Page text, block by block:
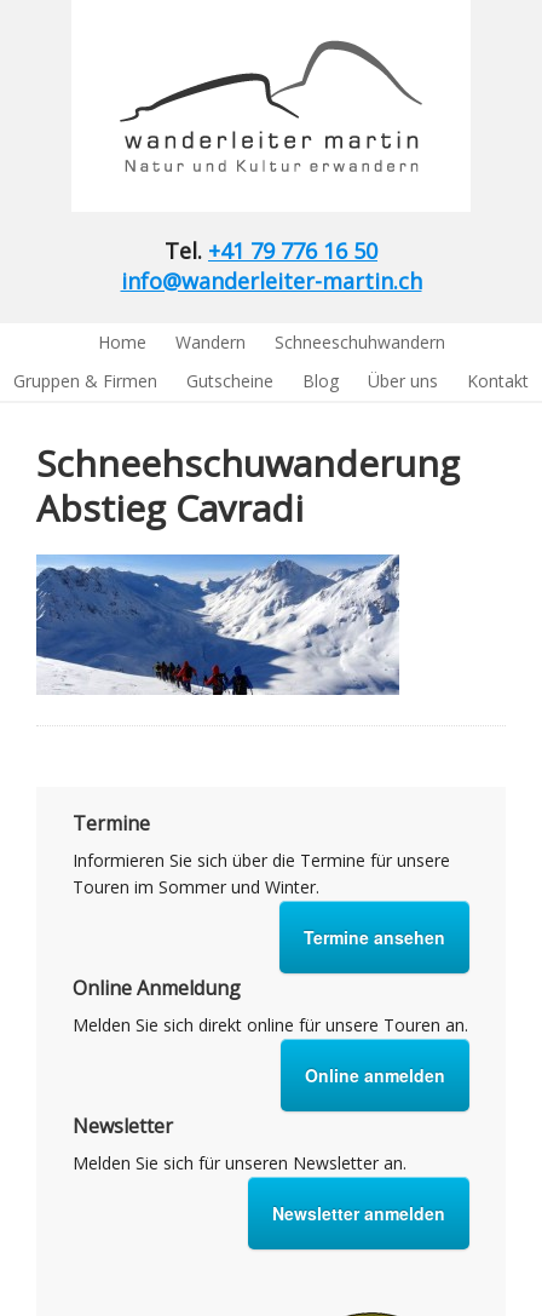
Tel. +41 79 776 16 50
info@wanderleiter-martin.ch
Home Wandern
Schneeschuhwandern
Gruppen & Firmen
Gutscheine Blog Über uns Kontakt
Schneehschuwanderung
Abstieg Cavradi
Termine
Informieren Sie sich über die Termine für unsere
Touren im Sommer und Winter.
Termine ansehen
Online Anmeldung
Melden Sie sich direkt online für unsere Touren an.
Online anmelden
Newsletter
Melden Sie sich für unseren Newsletter an.
Newsletter anmelden